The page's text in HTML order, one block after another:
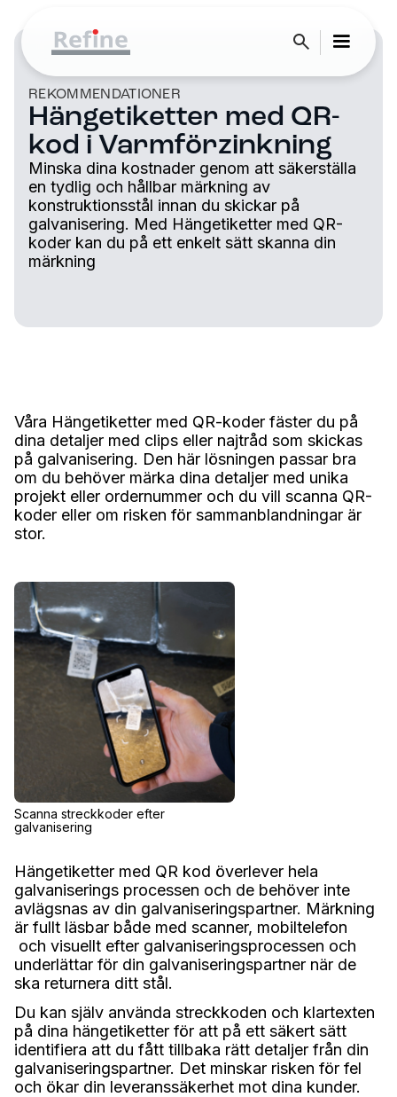
REKOMMENDATIONER
Hängetiketter med QR-
kod i Varmförzinkning
Minska dina kostnader genom att säkerställa
en tydlig och hållbar märkning av
konstruktionsstål innan du skickar på
galvanisering. Med Hängetiketter med QR-
koder kan du på ett enkelt sätt skanna din
märkning
Våra Hängetiketter med QR-koder fäster du på
dina detaljer med clips eller najtråd som skickas
på galvanisering. Den här lösningen passar bra
om du behöver märka dina detaljer med unika
projekt eller ordernummer och du vill scanna QR-
koder eller om risken för sammanblandningar är
stor.
Scanna streckkoder efter
galvanisering
Hängetiketter med QR kod överlever hela
galvaniserings processen och de behöver inte
avlägsnas av din galvaniseringspartner. Märkning
är fullt läsbar både med scanner, mobiltelefon
och visuellt efter galvaniseringsprocessen och
underlättar för din galvaniseringspartner när de
ska returnera ditt stål.
Du kan själv använda streckkoden och klartexten
på dina hängetiketter för att på ett säkert sätt
identifiera att du fått tillbaka rätt detaljer från din
galvaniseringspartner. Det minskar risken för fel
och ökar din leveranssäkerhet mot dina kunder.